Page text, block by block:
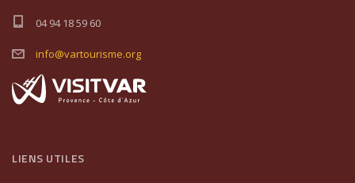
04 94 18 59 60
info@vartourisme.org
LIENS UTILES